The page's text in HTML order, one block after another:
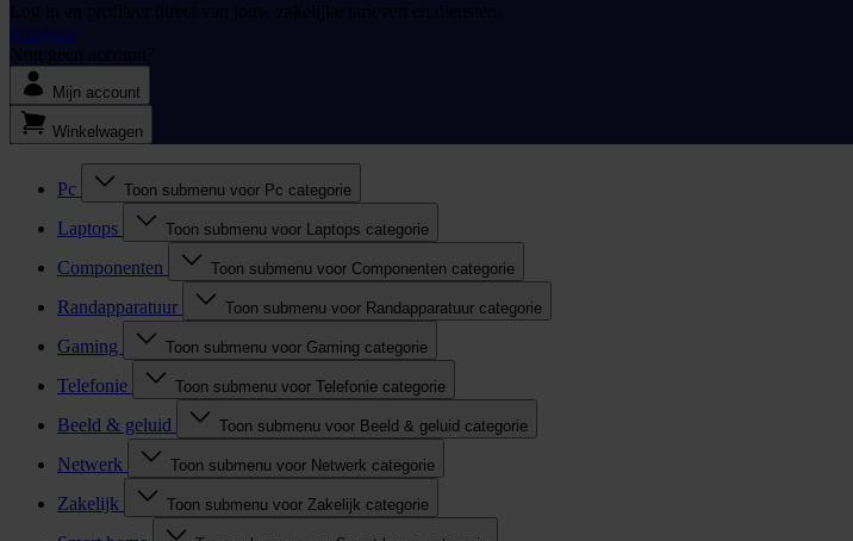
Log in en profiteer direct van jouw zakelijke tarieven en diensten.
Inloggen
Nog geen account?
Mijn account
Winkelwagen
Pc Toon submenu voor Pc categorie
Laptops Toon submenu voor Laptops categorie
Componenten Toon submenu voor Componenten categorie
Randapparatuur Toon submenu voor Randapparatuur categorie
Gaming Toon submenu voor Gaming categorie
Telefonie Toon submenu voor Telefonie categorie
Beeld & geluid Toon submenu voor Beeld & geluid categorie
Netwerk Toon submenu voor Netwerk categorie
Zakelijk Toon submenu voor Zakelijk categorie